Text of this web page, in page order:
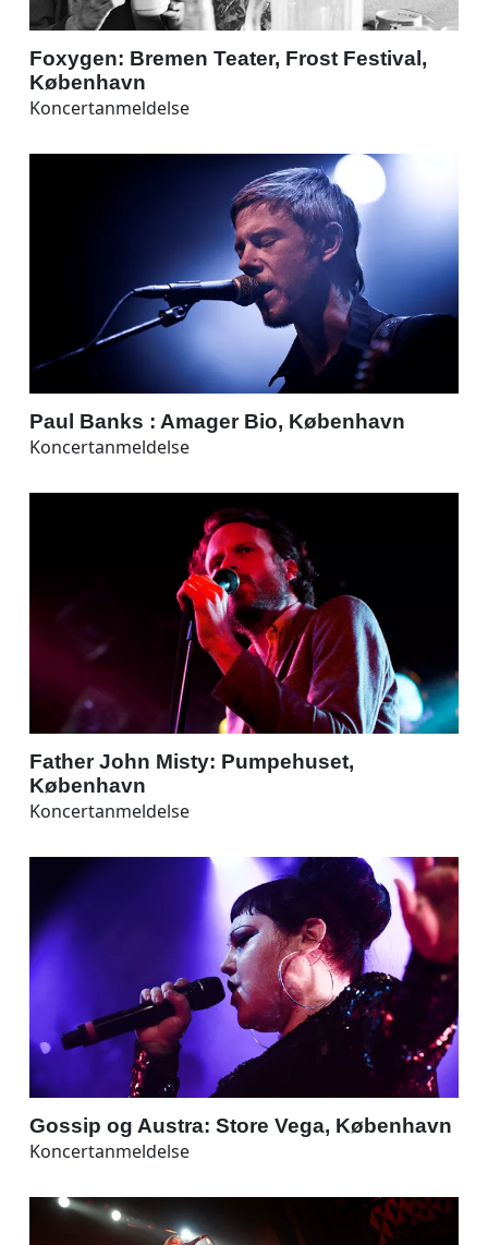
Foxygen: Bremen Teater, Frost Festival,
København
Koncertanmeldelse
Paul Banks : Amager Bio, København
Koncertanmeldelse
Father John Misty: Pumpehuset,
København
Koncertanmeldelse
Gossip og Austra: Store Vega, København
Koncertanmeldelse